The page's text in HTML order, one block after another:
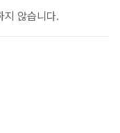
지 않습니다.